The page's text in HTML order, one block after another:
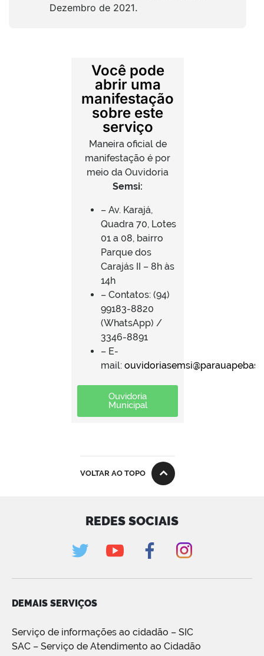
Dezembro de 2021.
Você pode
abrir uma
manifestação
sobre este
serviço
Maneira oficial de
manifestação é por
meio da Ouvidoria
Semsi:
– Av. Karajá,
Quadra 70, Lotes
01 a 08, bairro
Parque dos
Carajás II – 8h às
14h
– Contatos: (94)
99183-8820
(WhatsApp) /
3346-8891
– E-
mail:
Ouvidoria
Municipal
VOLTAR AO TOPO
REDES SOCIAIS
DEMAIS SERVIÇOS
Serviço de informações ao cidadão – SIC
SAC – Serviço de Atendimento ao Cidadão